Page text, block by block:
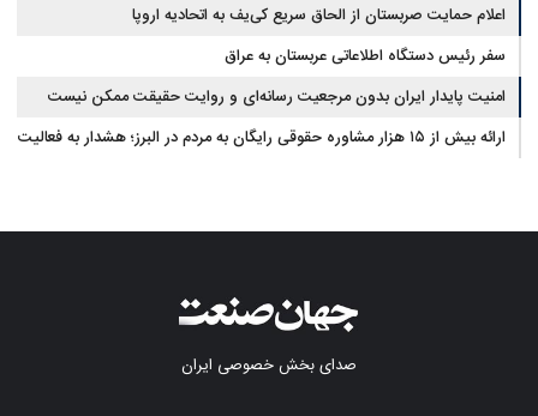
اعلام حمایت صربستان از الحاق سریع کی‌یف به اتحادیه اروپا
سفر رئیس دستگاه اطلاعاتی عربستان به عراق
امنیت پایدار ایران بدون مرجعیت رسانه‌ای و روایت حقیقت ممکن نیست
ارائه بیش از ۱۵ هزار مشاوره حقوقی رایگان به مردم در البرز؛ هشدار به فعالیت
صدای بخش خصوصی ایران